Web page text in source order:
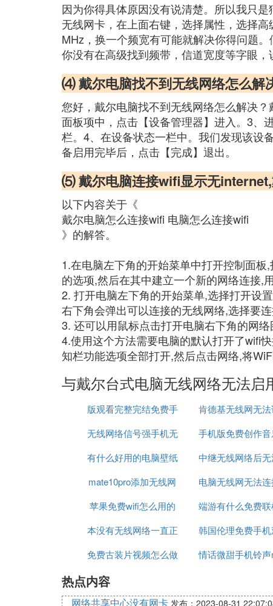
因为你得具体原因没有说清楚。所以我只
无线网卡，在上面右键，选择属性，选择
MHz，换一个频宽有可能就解决你得问题
你没有在高级找到频带，信道宽度等字眼，
⑷ 戴尔电脑找不到无线网络怎么解
您好，戴尔电脑找不到无线网络怎么解决
面板项中，点击【设备管理器】进入。3、
栏。4、在设备状态一栏中。我们发现该设
备启用完毕后，点击【完成】退出。
⑸ 戴尔电脑连接wifi显示无
以下内容关于《
戴尔电脑怎么连接wifi 电脑怎么连接wifi
》的解答。
1.在电脑左下角的开始菜单中打开控制面
的选项,然后在其中建立一个新的网络连接,
2. 打开电脑左下角的开始菜单,选择打开设
右下角会弹出可以连接的无线网络,选择要
3. 还可以用鼠标点击打开电脑右下角的网
4.使用这个方法需要电脑的默认打开了wifi
知栏功能选项全部打开,然后点击网络,将
与戴尔台式电脑无线网络无法启
版观看完整完结免费手
机在线
肯德基无线网无
网络
无线网络信号强手机无
法连接
手机版免费创作
件
有什么好用的电脑壁纸
免费
中继无线网络后无
网
mate10pro添加无线网
络
电脑无线网无法
这个网络是什么
苹果免费wifi怎么用的
软件
端游有什么免费
戏好玩
本没有无线网络一直正
在识别
韩国伦理免费手
免费古装片视频怎么做
情话微甜手机铃
热点内容
网络共享中心没有网卡 发布：2023-08-31